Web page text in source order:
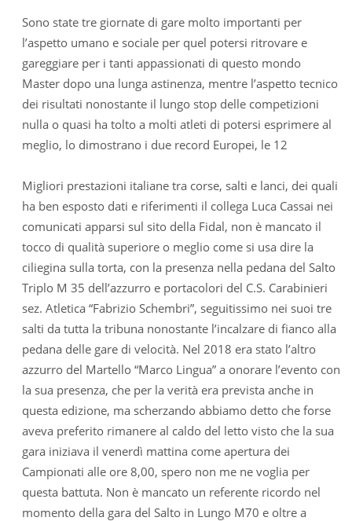
Sono state tre giornate di gare molto importanti per
l’aspetto umano e sociale per quel potersi ritrovare e
gareggiare per i tanti appassionati di questo mondo
Master dopo una lunga astinenza, mentre l’aspetto tecnico
dei risultati nonostante il lungo stop delle competizioni
nulla o quasi ha tolto a molti atleti di potersi esprimere al
meglio, lo dimostrano i due record Europei, le 12
Migliori prestazioni italiane tra corse, salti e lanci, dei quali
ha ben esposto dati e riferimenti il collega Luca Cassai nei
comunicati apparsi sul sito della Fidal, non è mancato il
tocco di qualità superiore o meglio come si usa dire la
ciliegina sulla torta, con la presenza nella pedana del Salto
Triplo M 35 dell’azzurro e portacolori del C.S. Carabinieri
sez. Atletica “Fabrizio Schembri”, seguitissimo nei suoi tre
salti da tutta la tribuna nonostante l’incalzare di fianco alla
pedana delle gare di velocità. Nel 2018 era stato l’altro
azzurro del Martello “Marco Lingua” a onorare l’evento con
la sua presenza, che per la verità era prevista anche in
questa edizione, ma scherzando abbiamo detto che forse
aveva preferito rimanere al caldo del letto visto che la sua
gara iniziava il venerdì mattina come apertura dei
Campionati alle ore 8,00, spero non me ne voglia per
questa battuta. Non è mancato un referente ricordo nel
momento della gara del Salto in Lungo M70 e oltre a